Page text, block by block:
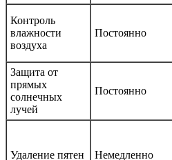
Контроль
влажности
воздуха
Постоянно
Защита от
прямых
солнечных
лучей
Постоянно
Удаление пятен Немедленно